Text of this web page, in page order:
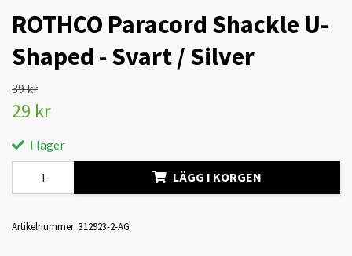
ROTHCO Paracord Shackle U-
Shaped - Svart / Silver
39 kr
29 kr
I lager
LÄGG I KORGEN
Artikelnummer: 312923-2-AG